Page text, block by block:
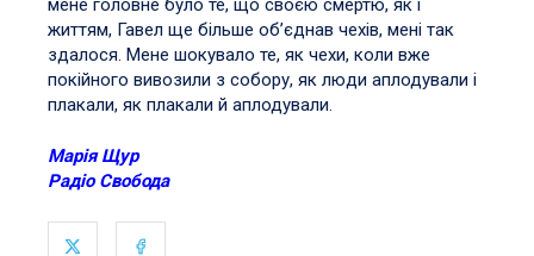
мене головне було те, що своєю смертю, як і
життям, Гавел ще більше об’єднав чехів, мені так
здалося. Мене шокувало те, як чехи, коли вже
покійного вивозили з собору, як люди аплодували і
плакали, як плакали й аплодували.
Марія Щур
Радіо Свобода